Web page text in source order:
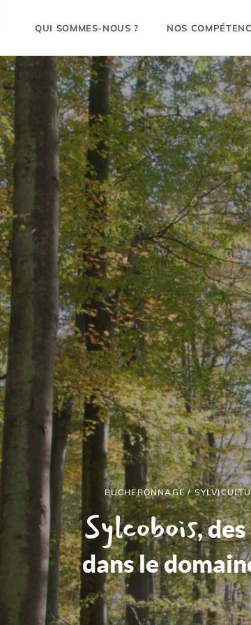
QUI SOMMES-NOUS ? NOS
BUCHERONNAGE /
Sylcobois,
dans le